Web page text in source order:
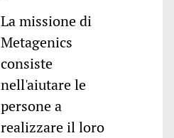
La missione di
Metagenics
consiste
nell'aiutare le
persone a
realizzare il loro